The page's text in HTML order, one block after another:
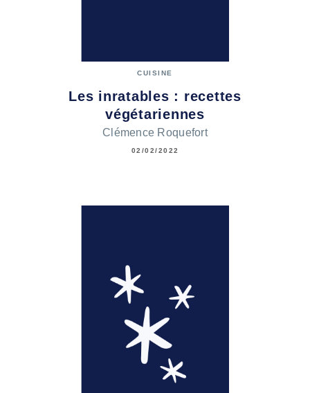
CUISINE
Les inratables : recettes
végétariennes
Clémence Roquefort
02/02/2022